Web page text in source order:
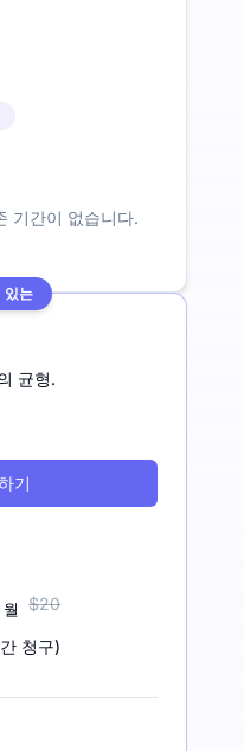
기간이 없습니다.
있는
균형.
기
$20
청구)